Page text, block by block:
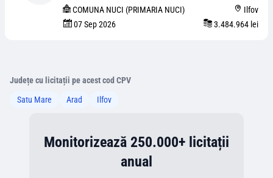
COMUNA NUCI (PRIMARIA NUCI)
Ilfov
07 Sep 2026
3.484.964 lei
Județe cu licitații pe acest cod CPV
Satu Mare
Arad Ilfov
Monitorizează 250.000+ licitații
anual